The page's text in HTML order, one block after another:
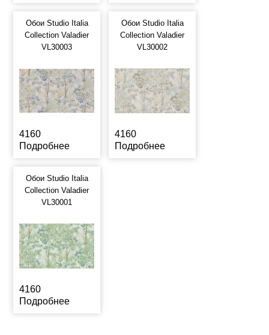
Обои Studio Italia
Collection Valadier
VL30003
4160
Подробнее
Обои Studio Italia
Collection Valadier
VL30002
4160
Подробнее
Обои Studio Italia
Collection Valadier
VL30001
4160
Подробнее